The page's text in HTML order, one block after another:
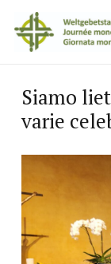
Siamo
varie